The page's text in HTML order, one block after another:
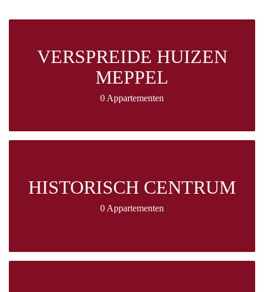
VERSPREIDE HUIZEN
MEPPEL
0 Appartementen
HISTORISCH CENTRUM
0 Appartementen